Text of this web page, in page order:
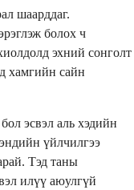
шаарддаг.
болох ч
эхний сонголт
хамгийн сайн
эсвэл аль хэдийн
үйлчилгээ
Тэд таны
илүү аюулгүй